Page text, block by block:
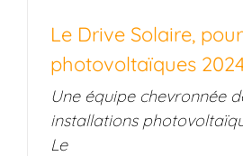
Le Drive Solaire,
photovoltaïques
Une équipe chevronnée
installations
Le